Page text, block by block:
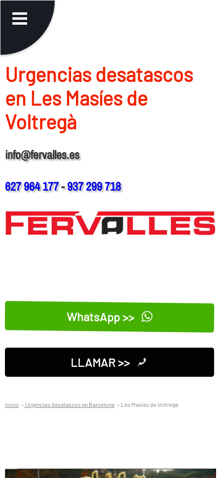
Urgencias desatascos
en Les Masíes de
Voltregà
info@fervalles.es
627 964 177-937 299 718
WhatsApp >>
LLAMAR >>
Inicio Urgencias desatascos en Barcelona Les Masíes de Voltregà